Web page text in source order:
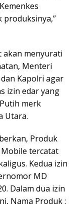
produksinya,”
akan menyurati
Menteri
Kapolri agar
izin edar yang
merk
Utara.
Produk
Mobile tercatat
Kedua izin
MD
Dalam dua izin
Nama Produk :